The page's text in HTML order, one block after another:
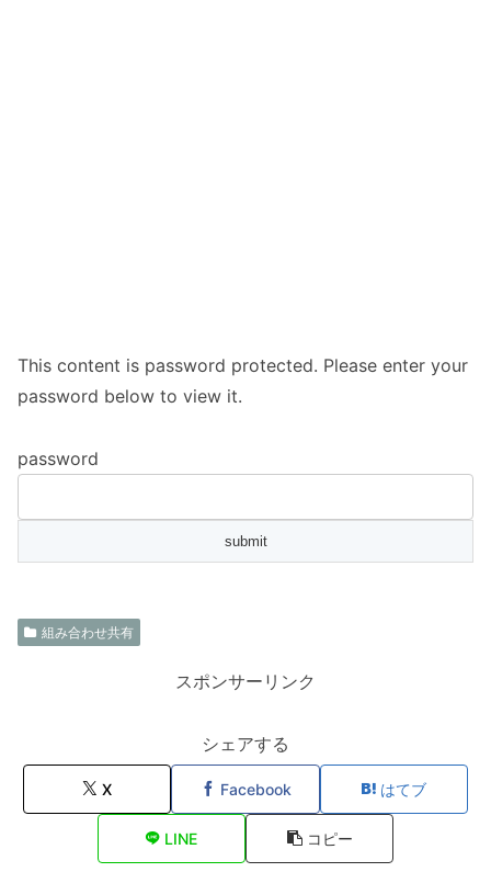
This content is password protected. Please enter your
password below to view it.
password
組み合わせ共有
スポンサーリンク
シェアする
X Facebook はてブ
LINE コピー